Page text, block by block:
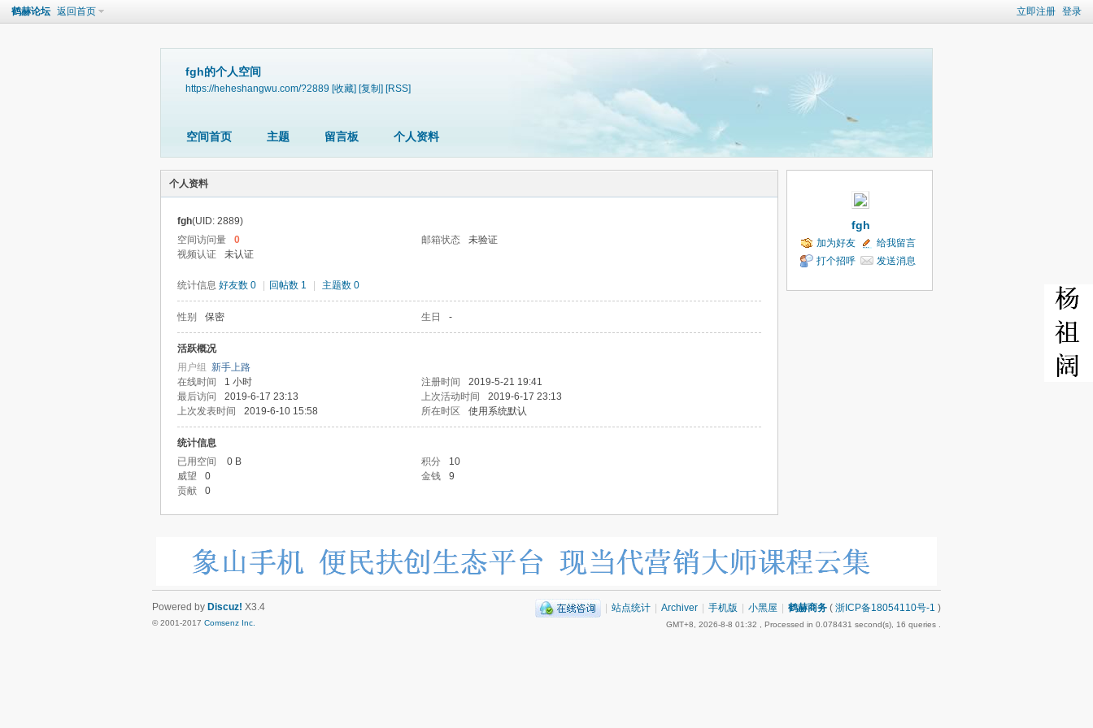
立即注册 登录
鹤赫论坛 返回首页
fgh的个人空间
https://heheshangwu.com/?2889 [收藏] [复制] [RSS]
空间首页 主题 留言板 个人资料
个人资料
fgh(UID: 2889)
空间访问量
0 邮箱状态
未验证
视频认证
未认证
统计信息 好友数 0 回帖数 1 主题数 0
性别 保密 生日 -
活跃概况
用户组 新手上路
在线时间
1 小时 注册时间
2019-5-21 19:41
最后访问
2019-6-17 23:13 上次活动时间
2019-6-17 23:13
上次发表时间
2019-6-10 15:58 所在时区 使用系统默认
统计信息
已用空间
0 B 积分
10
威望
0 金钱
9
贡献
0
fgh
加为好友
给我留言
打个招呼
发送消息
| 站点统计 | Archiver | 手机版 | 小黑屋 | 鹤赫商务 ( 浙ICP备18054110号-1 )
GMT+8, 2026-8-8 01:32 , Processed in 0.078431 second(s), 16 queries .
Powered by Discuz! X3.4
© 2001-2017 Comsenz Inc.